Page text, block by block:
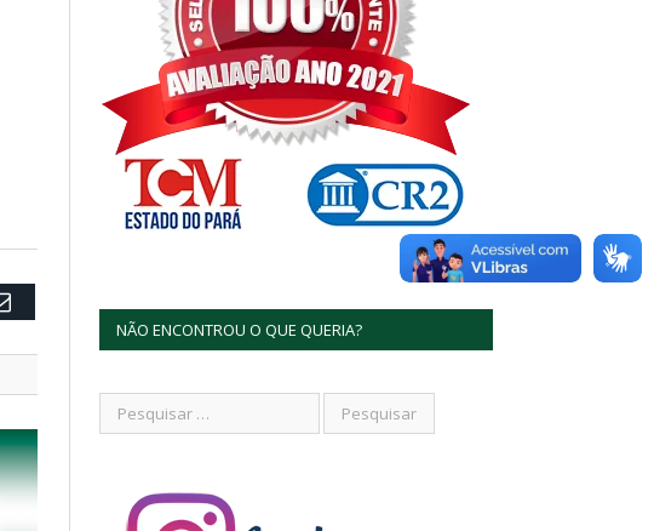
Email
NÃO ENCONTROU O QUE QUERIA?